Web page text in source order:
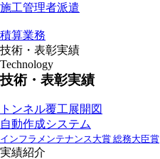
施工管理者派遣
積算業務
技術・表彰実績
Technology
技術・表彰実績
トンネル覆工展開図
自動作成システム
インフラメンテナンス大賞 総務大臣賞
実績紹介